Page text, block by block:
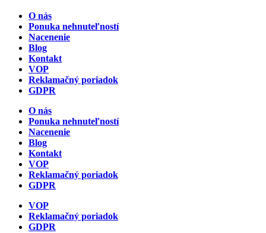
O nás
Ponuka nehnuteľností
Nacenenie
Blog
Kontakt
VOP
Reklamačný poriadok
GDPR
O nás
Ponuka nehnuteľností
Nacenenie
Blog
Kontakt
VOP
Reklamačný poriadok
GDPR
VOP
Reklamačný poriadok
GDPR